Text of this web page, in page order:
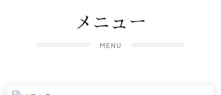
メニュー
MENU